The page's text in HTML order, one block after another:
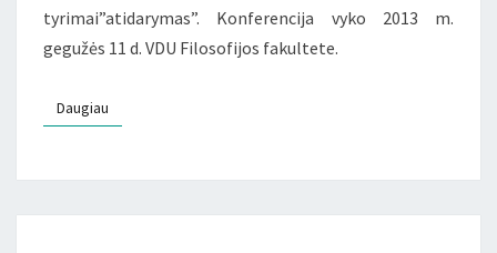
tyrimai”atidarymas”. Konferencija vyko 2013 m.
gegužės 11 d. VDU Filosofijos fakultete.
Daugiau